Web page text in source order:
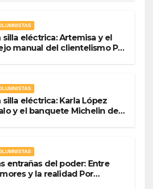
silla eléctrica: Artemisa y el
manual del clientelismo Por
silla eléctrica: Karla López
y el banquete Michelin del
entrañas del poder: Entre
y la realidad Por